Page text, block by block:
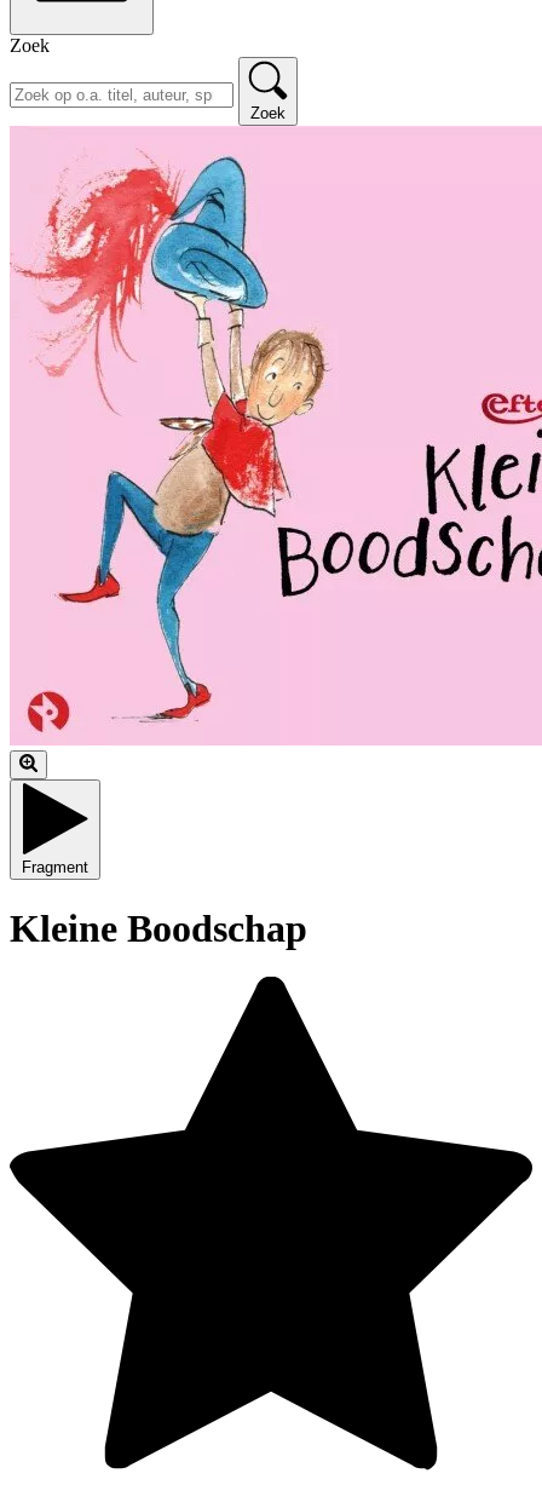
Zoek
Zoek
Fragment
Kleine Boodschap